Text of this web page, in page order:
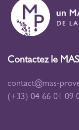
Contactez le MAS
contact@mas-
(+33) 04 66 01 09